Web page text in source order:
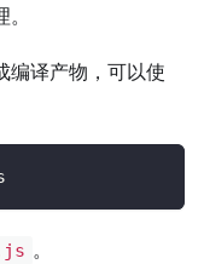
编译产物，可以使
。